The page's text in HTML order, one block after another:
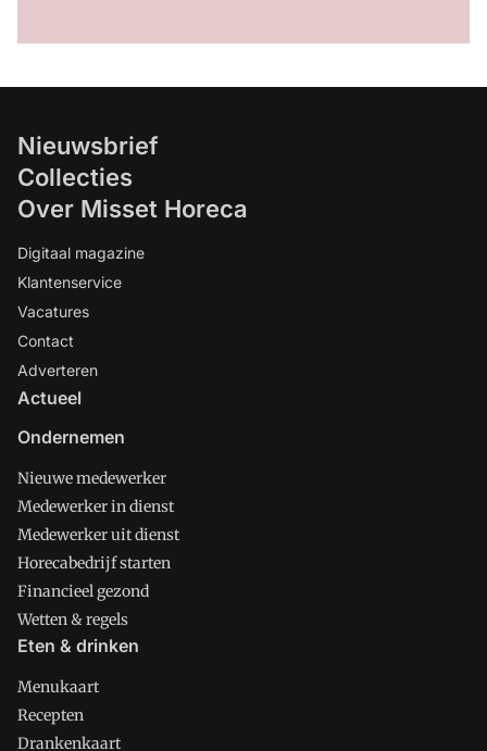
Nieuwsbrief
Collecties
Over Misset Horeca
Digitaal magazine
Klantenservice
Vacatures
Contact
Adverteren
Actueel
Ondernemen
Nieuwe medewerker
Medewerker in dienst
Medewerker uit dienst
Horecabedrijf starten
Financieel gezond
Wetten & regels
Eten & drinken
Menukaart
Recepten
Drankenkaart